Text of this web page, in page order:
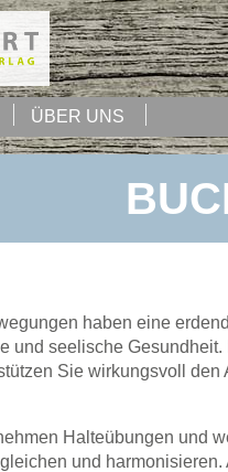
ÜBER UNS
haben eine
und seelische
Sie wirkungsvoll den
Halteübungen und
und harmonisieren.